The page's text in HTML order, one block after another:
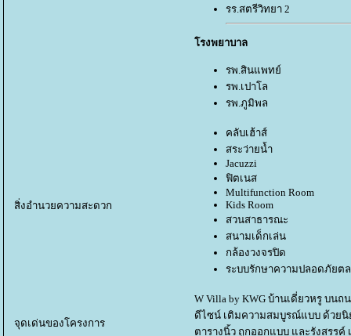
รร.สตรีวิทยา 2
รงพยาบาล
รพ.สินแพทย์
รพ.เปาโล
รพ.ภูมิพล
สิ่งอำนวยความสะดวก
คลับเฮ้าส์
สระว่ายน้ำ
Jacuzzi
ฟิตเนส
Multifunction Room
Kids Room
สวนสาธารณะ
สนามเด็กเล่น
กล้องวงจรปิด
ระบบรักษาความปลอดภัยต
จุดเด่นของโครงการ
W Villa by KWG บ้านเดี่ยวหรู บน
ดีไซน์ เติมความสมบูรณ์แบบ ด้วย
ตารางนิ้ว ถูกออกแบบ และรังสรร